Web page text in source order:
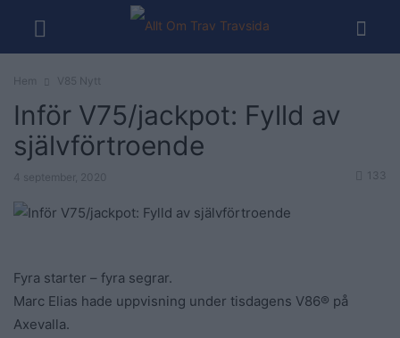
Hem V85 Nytt
Inför V75/jackpot: Fylld av
självförtroende
4 september, 2020 133
Fyra starter – fyra segrar.
Marc Elias hade uppvisning under tisdagens V86® på
Axevalla.